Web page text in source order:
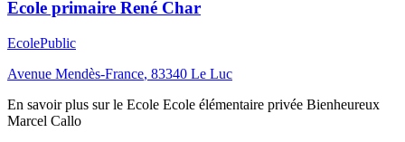
Ecole primaire René Char
EcolePublic
Avenue Mendès-France, 83340 Le Luc
En savoir plus sur le Ecole Ecole élémentaire privée Bienheureux
Marcel Callo